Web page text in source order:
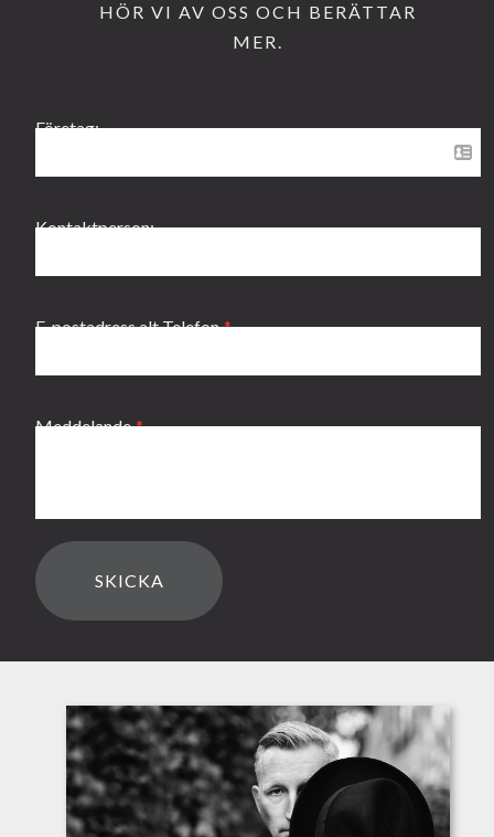
HÖR VI AV OSS OCH BERÄTTAR
MER.
Företag:
Kontaktperson:
E-postadress alt Telefon
Meddelande
SKICKA